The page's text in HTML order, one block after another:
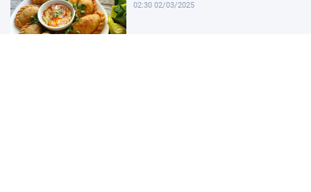
02:30 02/03/2025